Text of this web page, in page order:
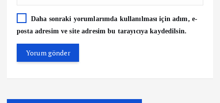
Daha sonraki yorumlarımda kullanılması için adım, e-
posta adresim ve site adresim bu tarayıcıya kaydedilsin.